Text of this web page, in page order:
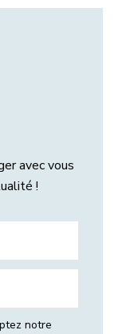
avec vous
!
notre